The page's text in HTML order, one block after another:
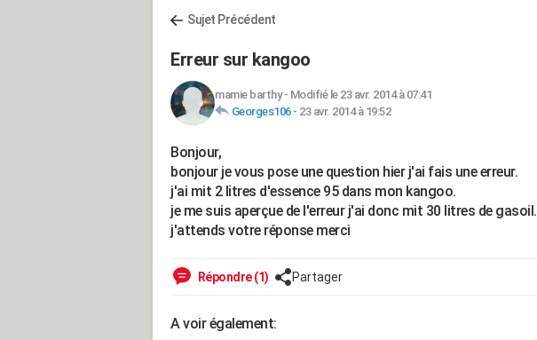
Sujet Précédent
Erreur sur kangoo
mamie barthy- Modifié le 23 avr. 2014 à 07:41
Georges106- 23 avr. 2014 à 19:52
Bonjour,
bonjour je vous pose une question hier j'ai fais une erreur.
j'ai mit 2 litres d'essence 95 dans mon kangoo.
je me suis aperçue de l'erreur j'ai donc mit 30 litres de gasoil.
j'attends votre réponse merci
Répondre (1) Partager
A voir également: